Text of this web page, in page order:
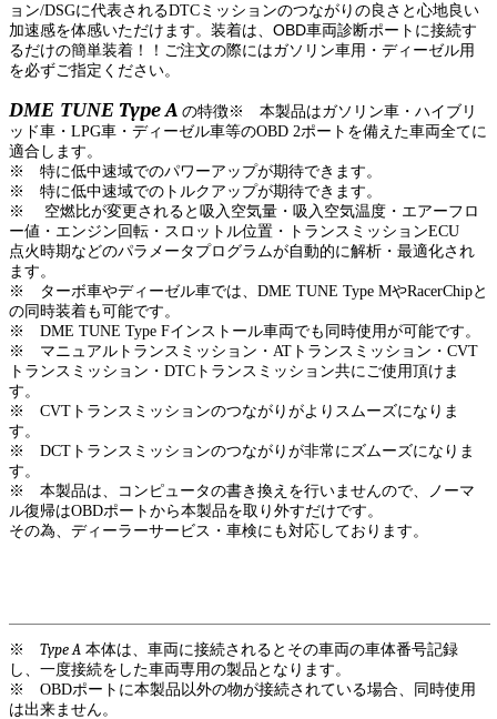
ョン/DSGに代表されるDTCミッションのつながりの良さと心地良い
加速感を体感いただけます。 装着は、OBD車両診断ポートに接続す
るだけの簡単装着！！ご注文の際にはガソリン車用・ディーゼル用
を必ずご指定ください。
DME TUNE Type A の特徴※ 本製品はガソリン車・ハイブリ
ッド車・LPG車・ディーゼル車等のOBD 2ポートを備えた車両全てに
適合します。
※ 特に低中速域でのパワーアップが期待できます。
※ 特に低中速域でのトルクアップが期待できます。
※ 空燃比が変更されると吸入空気量・吸入空気温度・エアーフロ
ー値・エンジン回転・スロットル位置・トランスミッションECU
点火時期などのパラメータプログラムが自動的に解析・最適化され
ます。
※ ターボ車やディーゼル車では、DME TUNE Type MやRacerChipと
の同時装着も可能です。
※ DME TUNE Type Fインストール車両でも同時使用が可能です。
※ マニュアルトランスミッション・ATトランスミッション・CVT
トランスミッション・DTCトランスミッション共にご使用頂けま
す。
※ CVTトランスミッションのつながりがよりスムーズになりま
す。
※ DCTトランスミッションのつながりが非常にズムーズになりま
す。
※ 本製品は、コンピュータの書き換えを行いませんので、ノーマ
ル復帰はOBDポートから本製品を取り外すだけです。
その為、ディーラーサービス・車検にも対応しております。
※ Type A 本体は、車両に接続されるとその車両の車体番号記録
し、一度接続をした車両専用の製品となります。
※ OBDポートに本製品以外の物が接続されている場合、同時使用
は出来ません。